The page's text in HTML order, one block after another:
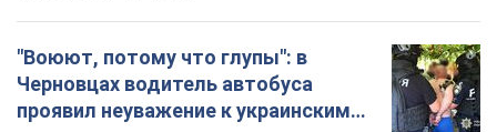
"Воюют, потому что глупы": в
Черновцах водитель автобуса
проявил неуважение к украинским